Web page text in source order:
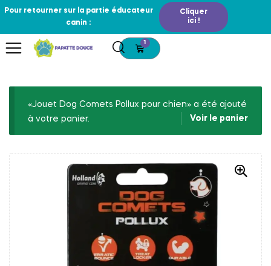
Pour retourner sur la partie éducateur
canin :
Cliquer
ici !
1
«Jouet Dog Comets Pollux pour chien» a été ajouté
à votre panier.
Voir le panier